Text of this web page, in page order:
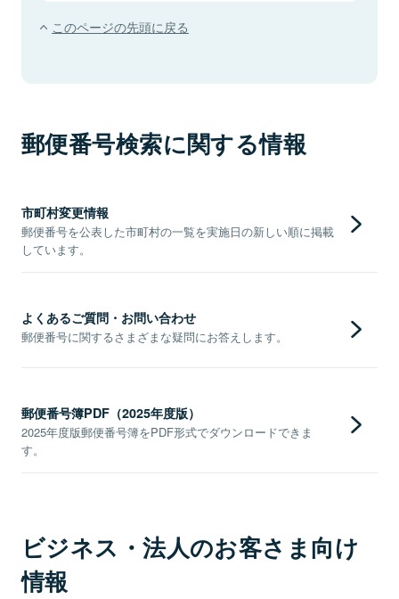
このページの先頭に戻る
郵便番号検索に関する情報
市町村変更情報
郵便番号を公表した市町村の一覧を実施日の新しい順に掲載
しています。
よくあるご質問・お問い合わせ
郵便番号に関するさまざまな疑問にお答えします。
郵便番号簿PDF（2025年度版）
2025年度版郵便番号簿をPDF形式でダウンロードできま
す。
ビジネス・法人のお客さま向け
情報